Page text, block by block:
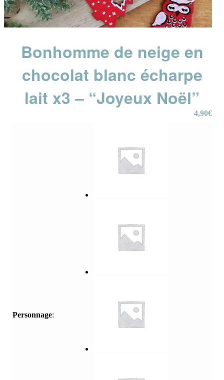
Bonhomme de neige en
chocolat blanc écharpe
lait x3 – “Joyeux Noël”
4,90€
Personnage: